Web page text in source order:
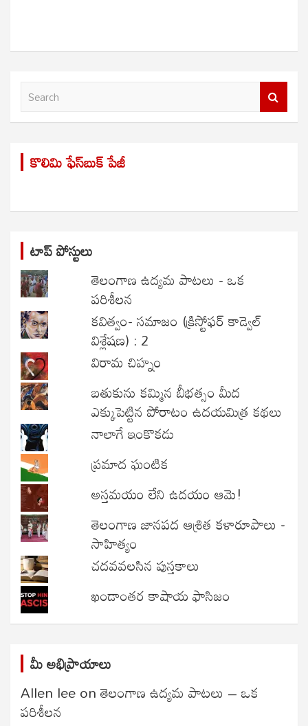
a
r
c కొలిమి ఫేస్‌బుక్ పేజీ
టాప్ పోస్టులు
తెలంగాణ ఉద్యమ పాటలు - ఒక
పరిశీలన
కవిత్వం- సమాజం (క్రిస్టోఫర్ కాడ్వెల్
విశ్లేషణ) : 2
విరామ చిహ్నం
బతుకును కమ్మిన బీభత్సం మీద
ఎక్కుపెట్టిన పోరాటం ఉదయమిత్ర కథలు
నాలాగే ఇంకొకడు
ప్రమాద ఘంటిక
అస్తమయం లేని ఉదయం ఆమె!
తెలంగాణ జానపద ఆశ్రిత కళారూపాలు -
సాహిత్యం
చదవవలసిన పుస్తకాలు
ఖండాంతర కాషాయ ఫాసిజం
మీ అభిప్రాయాలు
Allen leeonతెలంగాణ ఉద్యమ పాటలు – ఒక
పరిశీలన